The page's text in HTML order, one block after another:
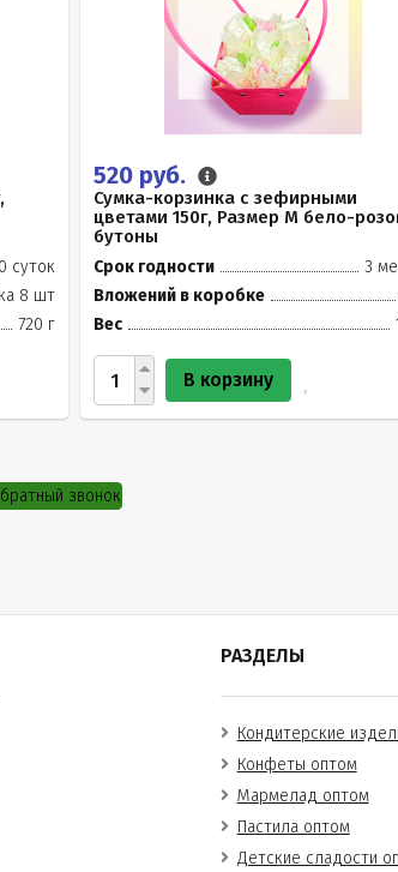
суток
8 шт
720 г
520 руб.
Сумка-корзинка с зефирными
цветами 150г, Размер М бело-
бутоны
Срок годности
3
Вложений в коробке
Вес
В корзину
звонок
РАЗДЕЛЫ
Кондитерские
Конфеты оптом
Мармелад оптом
Пастила оптом
Детские сладости